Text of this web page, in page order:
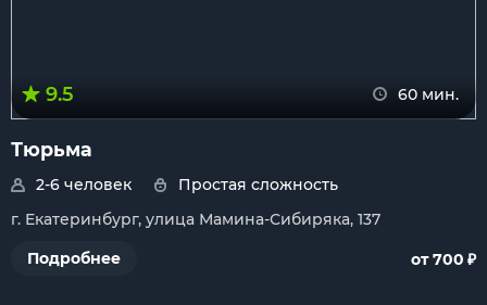
9.5 60 мин.
Тюрьма
2-6 человек
Простая сложность
г. Екатеринбург, улица Мамина-Сибиряка, 137
Подробнее
от 700 ₽